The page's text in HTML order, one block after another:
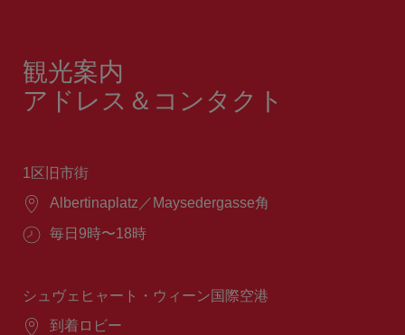
観光案内
アドレス＆コンタクト
1区旧市街
場
Albertinaplatz／Maysedergasse角
営
間：
毎日9時〜18時
シュヴェヒャート・ウィーン国際空港
場
到着ロビー